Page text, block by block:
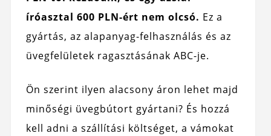
íróasztal 600 PLN-ért nem olcsó. Ez a
gyártás, az alapanyag-felhasználás és az
üvegfelületek ragasztásának ABC-je.
Ön szerint ilyen alacsony áron lehet majd
minőségi üvegbútort gyártani? És hozzá
kell adni a szállítási költséget, a vámokat